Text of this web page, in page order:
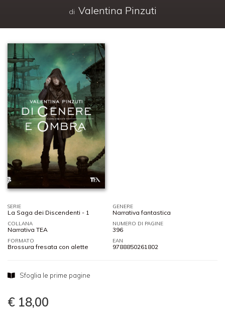
di Valentina Pinzuti
SERIE
La Saga dei Discendenti - 1
GENERE
Narrativa fantastica
COLLANA
Narrativa TEA
NUMERO DI PAGINE
396
FORMATO
Brossura fresata con alette
EAN
9788850261802
Sfoglia le prime pagine
€ 18,00